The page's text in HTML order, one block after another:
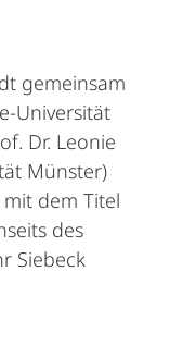
gemeinsam
Universität
Dr. Leonie
Münster)
dem Titel
des
Siebeck